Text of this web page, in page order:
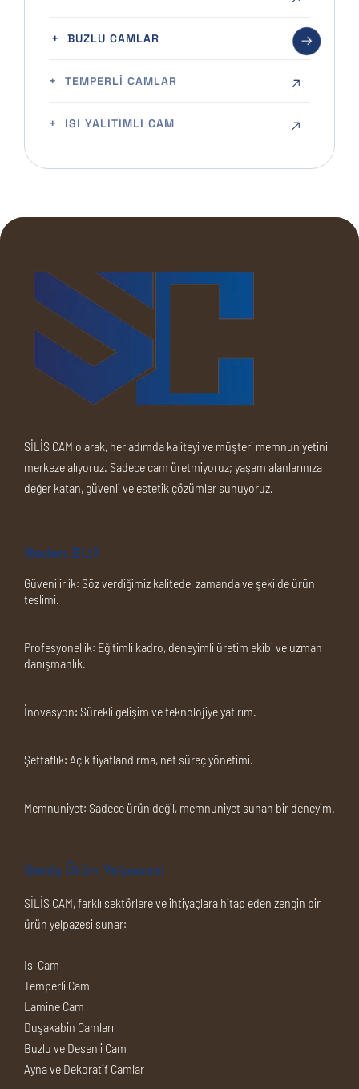
BUZLU CAMLAR
TEMPERLI CAMLAR
ISI YALITIMLI CAM
SİLİS CAM olarak, her adımda kaliteyi ve müşteri memnuniyetini
merkeze alıyoruz. Sadece cam üretmiyoruz; yaşam alanlarınıza
değer katan, güvenli ve estetik çözümler sunuyoruz.
Neden Biz?
Güvenilirlik: Söz verdiğimiz kalitede, zamanda ve şekilde ürün
teslimi.
Profesyonellik: Eğitimli kadro, deneyimli üretim ekibi ve uzman
danışmanlık.
İnovasyon: Sürekli gelişim ve teknolojiye yatırım.
Şeffaflık: Açık fiyatlandırma, net süreç yönetimi.
Memnuniyet: Sadece ürün değil, memnuniyet sunan bir deneyim.
Geniş Ürün Yelpazesi
SİLİS CAM, farklı sektörlere ve ihtiyaçlara hitap eden zengin bir
ürün yelpazesi sunar:
Isı Cam
Temperli Cam
Lamine Cam
Duşakabin Camları
Buzlu ve Desenli Cam
Ayna ve Dekoratif Camlar